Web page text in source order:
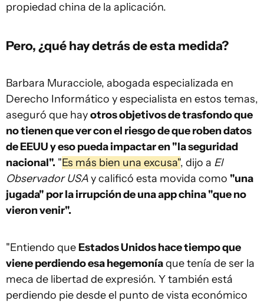
propiedad china de la aplicación.
Pero, ¿qué hay detrás de esta medida?
Barbara Muracciole, abogada especializada en
Derecho Informático y especialista en estos temas,
aseguró que hayotros objetivos de trasfondo que
no tienen que ver con el riesgo de que roben datos
de EEUU y eso pueda impactar en "la seguridad
nacional". "Es más bien una excusa", dijo a El
Observador USAy calificó esta movida como "una
jugada" por la irrupción de una app china "que no
vieron venir".
"Entiendo que Estados Unidos hace tiempo que
viene perdiendo esa hegemoníaque tenía de ser la
meca de libertad de expresión. Y también está
perdiendo pie desde el punto de vista económico